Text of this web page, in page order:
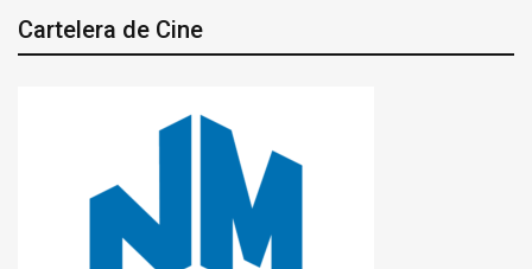
Cartelera de Cine